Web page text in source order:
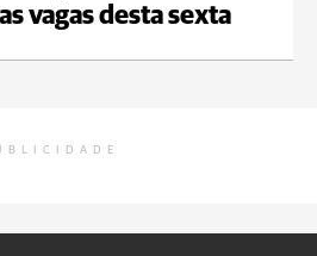
vagas desta sexta